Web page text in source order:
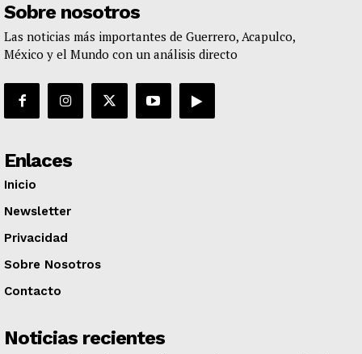
Sobre nosotros
Las noticias más importantes de Guerrero, Acapulco,
México y el Mundo con un análisis directo
Enlaces
Inicio
Newsletter
Privacidad
Sobre Nosotros
Contacto
Noticias recientes